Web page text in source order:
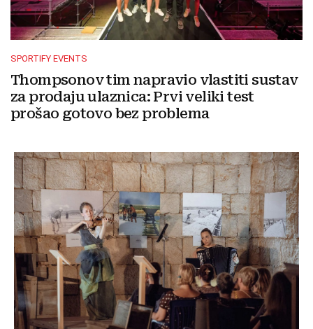
SPORTIFY EVENTS
Thompsonov tim napravio vlastiti sustav
za prodaju ulaznica: Prvi veliki test
prošao gotovo bez problema